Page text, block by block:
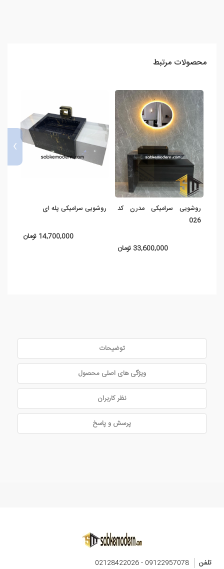
محصولات مرتبط
روشویی سرامیکی مدرن کد
026
33,600,000 تومان
روشویی سرامیکی پله ای
14,700,000 تومان
›
توضیحات
ویژگی های اصلی محصول
نظر کاربران
پرسش و پاسخ
تلفن 09122957078 - 02128422026